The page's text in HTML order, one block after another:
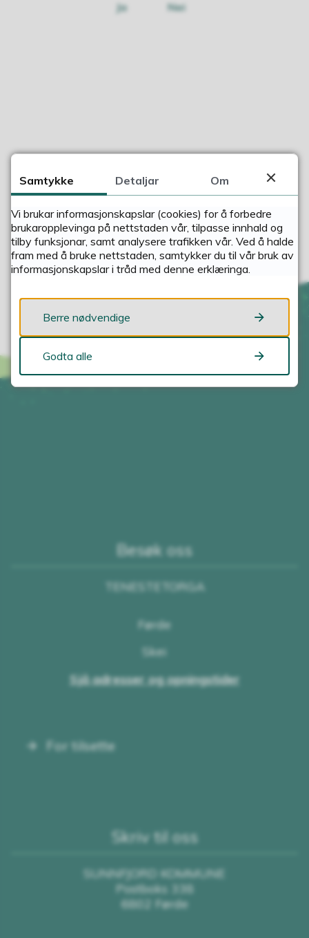
Ja Nei
Besøk oss
TENESTETORGA
Førde
Skei
Sjå adresser og opningstider
For tilsette
Skriv til oss
SUNNFJORD KOMMUNE
Postboks 338
6802 Førde
Samtykke Detaljar Om
Vi brukar informasjonskapslar (cookies) for å forbedre
brukaropplevinga på nettstaden vår, tilpasse innhald og
tilby funksjonar, samt analysere trafikken vår. Ved å halde
fram med å bruke nettstaden, samtykker du til vår bruk av
informasjonskapslar i tråd med denne erklæringa.
Berre nødvendige
Godta alle